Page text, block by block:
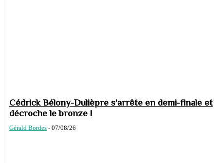
Cédrick Bélony-Dulièpre s’arrête en demi-finale et
décroche le bronze !
Gérald Bordes - 07/08/26